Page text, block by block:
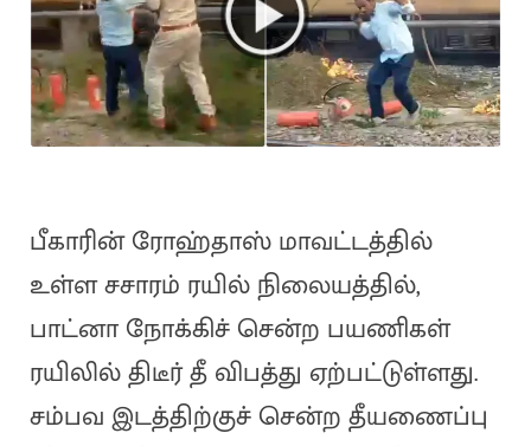
பீகாரின் ரோஹ்தாஸ் மாவட்டத்தில்
உள்ள சசாரம் ரயில் நிலையத்தில்,
பாட்னா நோக்கிச் சென்ற பயணிகள்
ரயிலில் திடீர் தீ விபத்து ஏற்பட்டுள்ளது.
சம்பவ இடத்திற்குச் சென்ற தீயணைப்பு